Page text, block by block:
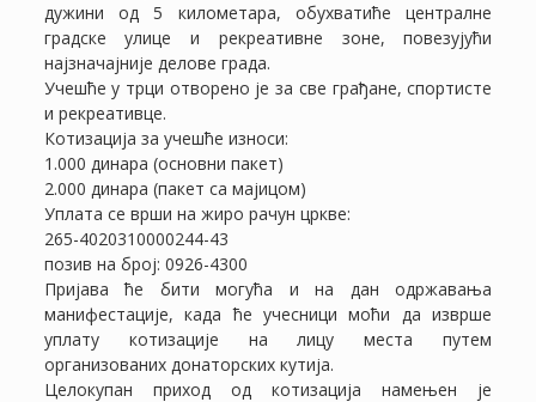
дужини од 5 километара, обухватиће централне
градске улице и рекреативне зоне, повезујући
најзначајније делове града.
Учешће у трци отворено је за све грађане, спортисте
и рекреативце.
Котизација за учешће износи:
1.000 динара (основни пакет)
2.000 динара (пакет са мајицом)
Уплата се врши на жиро рачун цркве:
265-4020310000244-43
позив на број: 0926-4300
Пријава ће бити могућа и на дан одржавања
манифестације, када ће учесници моћи да изврше
уплату котизације на лицу места путем
организованих донаторских кутија.
Целокупан приход од котизација намењен је